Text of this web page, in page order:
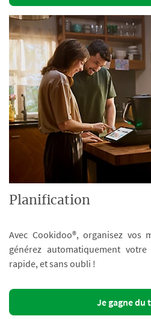
Planification
Avec Cookidoo®, organisez vos
générez automatiquement
rapide, et sans oubli !
Je gagne du